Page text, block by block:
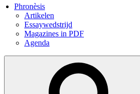
Phronèsis
Artikelen
Essaywedstrijd
Magazines in PDF
Agenda